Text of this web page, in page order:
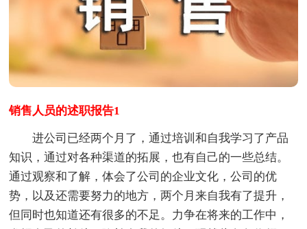
销售人员的述职报告1
进公司已经两个月了，通过培训和自我学习了产品
知识，通过对各种渠道的拓展，也有自己的一些总结。
通过观察和了解，体会了公司的企业文化，公司的优
势，以及还需要努力的地方，两个月来自我有了提升，
但同时也知道还有很多的不足。力争在将来的工作中，